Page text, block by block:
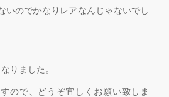
いのでかなりレアなんじゃないでし
りました。
ので、どうぞ宜しくお願い致しま